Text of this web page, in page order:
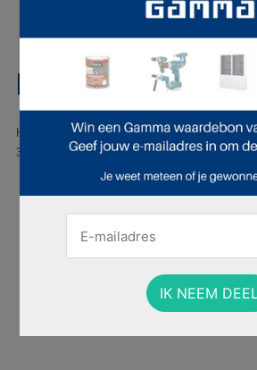
Hier is pagina 11 van 53 pagina's van de
30.03.2026 tot 05.04.2026.